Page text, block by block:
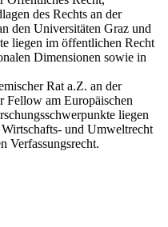
des Rechts an der
den Universitäten Graz und
liegen im öffentlichen Recht
Dimensionen sowie in
Rat a.Z. an der
Fellow am Europäischen
liegen
und Umweltrecht
Verfassungsrecht.